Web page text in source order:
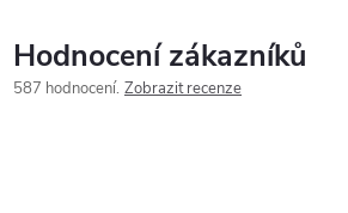
Hodnocení zákazníků
587 hodnocení Zobrazit recenze